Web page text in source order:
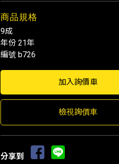
商品規格
9成
年份 21年
編號 b726
檢視詢價車
分享到